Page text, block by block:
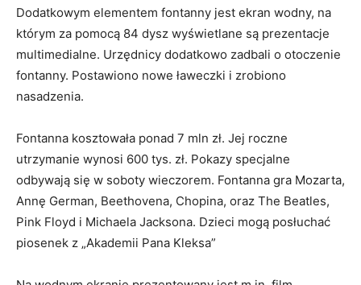
Dodatkowym elementem fontanny jest ekran wodny, na
którym za pomocą 84 dysz wyświetlane są prezentacje
multimedialne. Urzędnicy dodatkowo zadbali o otoczenie
fontanny. Postawiono nowe ławeczki i zrobiono
nasadzenia.
Fontanna kosztowała ponad 7 mln zł. Jej roczne
utrzymanie wynosi 600 tys. zł. Pokazy specjalne
odbywają się w soboty wieczorem. Fontanna gra Mozarta,
Annę German, Beethovena, Chopina, oraz The Beatles,
Pink Floyd i Michaela Jacksona. Dzieci mogą posłuchać
piosenek z „Akademii Pana Kleksa”